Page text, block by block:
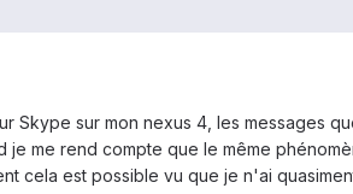
Skype sur mon nexus 4, les messages
me rend compte que le même
cela est possible vu que je n'ai